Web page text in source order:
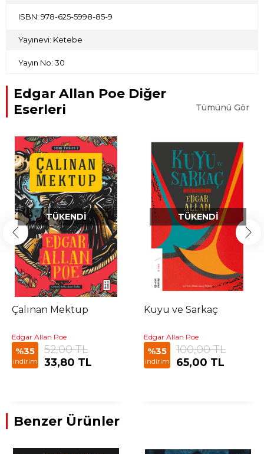
ISBN: 978-625-5998-85-9
Yayınevi: Ketebe
Yayın No: 30
Edgar Allan Poe Diğer
Eserleri
Tümünü Gör
TÜKENDI
Çalınan Mektup
Edgar Allan Poe
%35
indirim
52,00 TL
33,80 TL
TÜKENDI
Kuyu ve Sarkaç
Edgar Allan Poe
%35
indirim
100,00 TL
65,00 TL
Benzer Ürünler